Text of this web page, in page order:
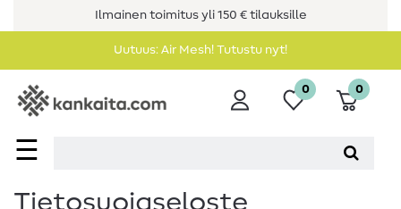
Ilmainen toimitus yli 150 € tilauksille
Uutuus: Air Mesh! Tutustu nyt!
☰
0 0
Tietosuojaseloste